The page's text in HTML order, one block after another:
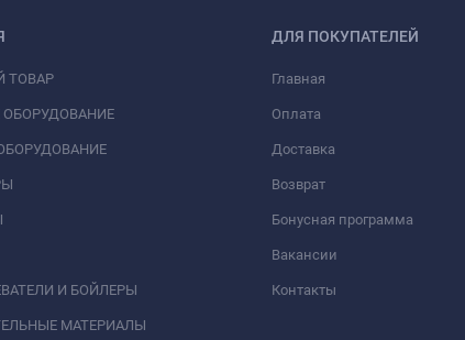
ТОВАР
ОБОРУДОВАНИЕ
И БОЙЛЕРЫ
МАТЕРИАЛЫ
ДЛЯ ПОКУПАТЕЛЕЙ
Главная
Оплата
Доставка
Возврат
Бонусная программа
Вакансии
Контакты